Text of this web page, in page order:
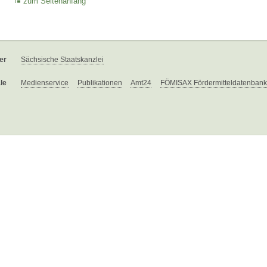
Sächsische Staatskanzlei
Medienservice Publikationen Amt24 FÖMISAX Fördermitteldatenbank